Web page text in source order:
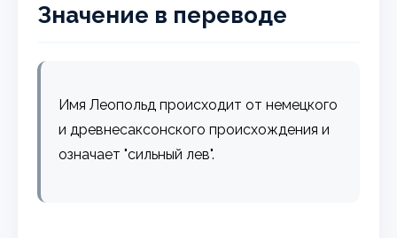
Значение в переводе
Имя Леопольд происходит от немецкого
и древнесаксонского происхождения и
означает "сильный лев".